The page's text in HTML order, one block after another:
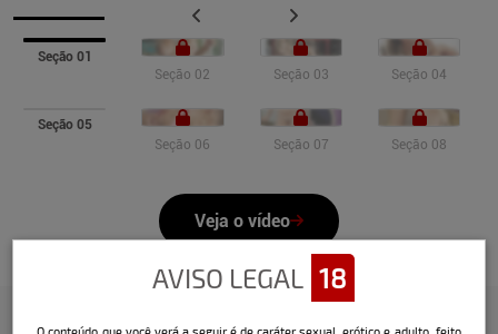
Seção 01
Seção 02
Seção 03 Seção 04
Seção 05
Seção 06
Seção 07 Seção 08
Veja o vídeo
AVISO LEGAL 18
O conteúdo que você verá a seguir é de caráter sexual, erótico e adulto, feito